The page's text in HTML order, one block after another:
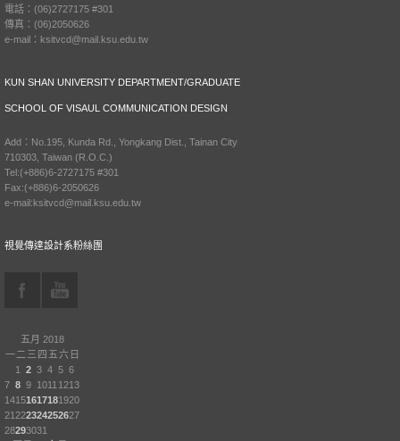
電話：(06)2727175 #301
傳真：(06)2050626
e-mail：ksitvcd@mail.ksu.edu.tw
KUN SHAN UNIVERSITY DEPARTMENT/GRADUATE
SCHOOL OF VISAUL COMMUNICATION DESIGN
Add：No.195, Kunda Rd., Yongkang Dist., Tainan City
710303, Taiwan (R.O.C.)
Tel:(+886)6-2727175 #301
Fax:(+886)6-2050626
e-mail:ksitvcd@mail.ksu.edu.tw
視覺傳達設計系粉絲團
五月 2018
一 二 三 四 五六 日
1 2 3 4 5 6
7 8 9 1011 1213
14151617181920
21 222324252627
28293031